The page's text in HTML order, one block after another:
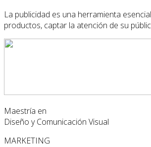
La publicidad es una herramienta
productos, captar la atención de su
Maestría en
Diseño y Comunicación Visual
MARKETING